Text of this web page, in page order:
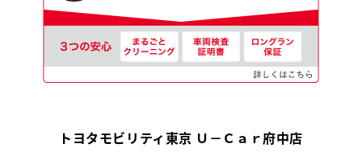
トヨタモビリティ東京 Ｕ－Ｃａｒ府中店